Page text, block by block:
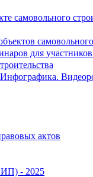
самовольного
для участников
актов
- 2025